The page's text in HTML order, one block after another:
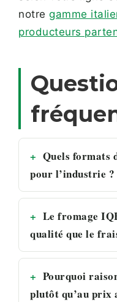
notre gamme
producteurs
Quels formats
pour l’industrie ?
Le fromage
qualité que le
Pourquoi
plutôt qu’au prix